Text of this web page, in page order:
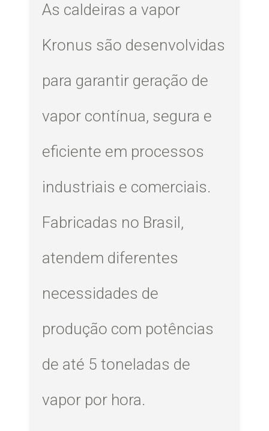
As caldeiras a vapor
Kronus são desenvolvidas
para garantir geração de
vapor contínua, segura e
eficiente em processos
industriais e comerciais.
Fabricadas no Brasil,
atendem diferentes
necessidades de
produção com potências
de até 5 toneladas de
vapor por hora.